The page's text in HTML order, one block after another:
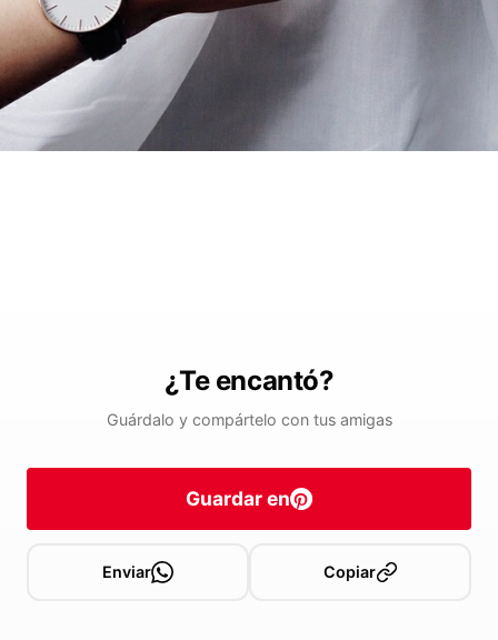
¿Te encantó?
Guárdalo y compártelo con tus amigas
Guardar en
Enviar Copiar